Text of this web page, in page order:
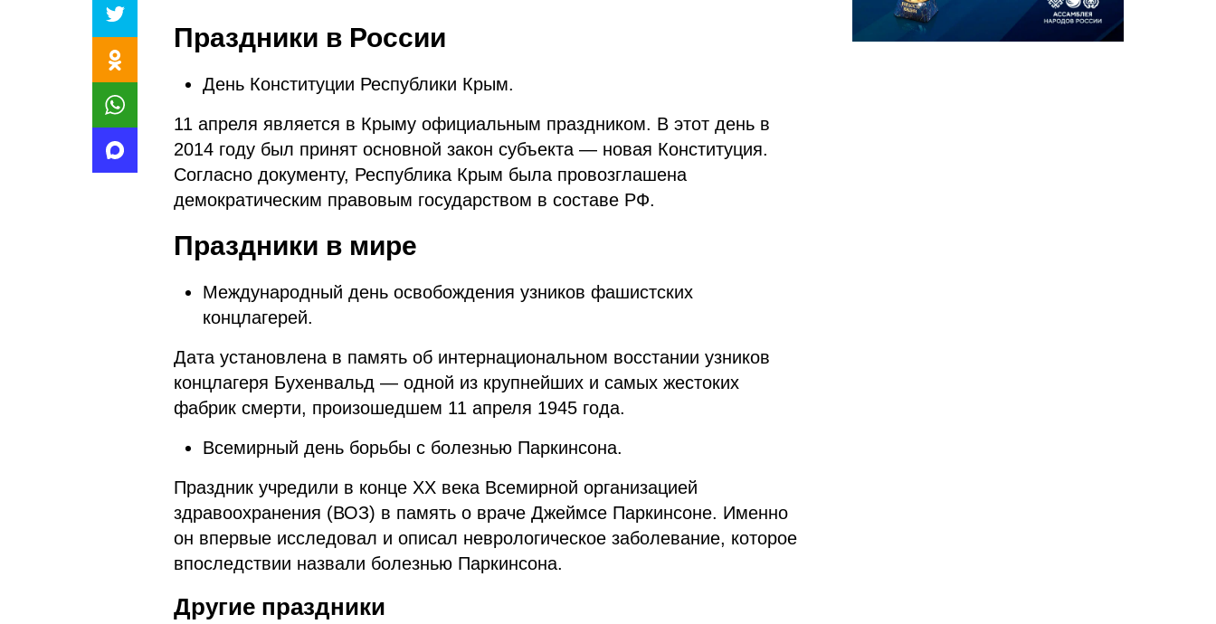
Праздники в России
День Конституции Республики Крым.
11 апреля является в Крыму официальным праздником. В этот день в
2014 году был принят основной закон субъекта — новая Конституция.
Согласно документу, Республика Крым была провозглашена
демократическим правовым государством в составе РФ.
Праздники в мире
Международный день освобождения узников фашистских
концлагерей.
Дата установлена в память об интернациональном восстании узников
концлагеря Бухенвальд — одной из крупнейших и самых жестоких
фабрик смерти, произошедшем 11 апреля 1945 года.
Всемирный день борьбы с болезнью Паркинсона.
Праздник учредили в конце XX века Всемирной организацией
здравоохранения (ВОЗ) в память о враче Джеймсе Паркинсоне. Именно
он впервые исследовал и описал неврологическое заболевание, которое
впоследствии назвали болезнью Паркинсона.
Другие праздники